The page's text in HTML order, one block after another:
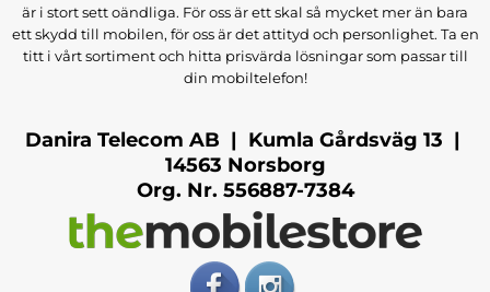
är i stort sett oändliga. För oss är ett skal så mycket mer än bara
ett skydd till mobilen, för oss är det attityd och personlighet. Ta en
titt i vårt sortiment och hitta prisvärda lösningar som passar till
din mobiltelefon!
Danira Telecom AB | Kumla Gårdsväg 13 |
14563 Norsborg
Org. Nr. 556887-7384